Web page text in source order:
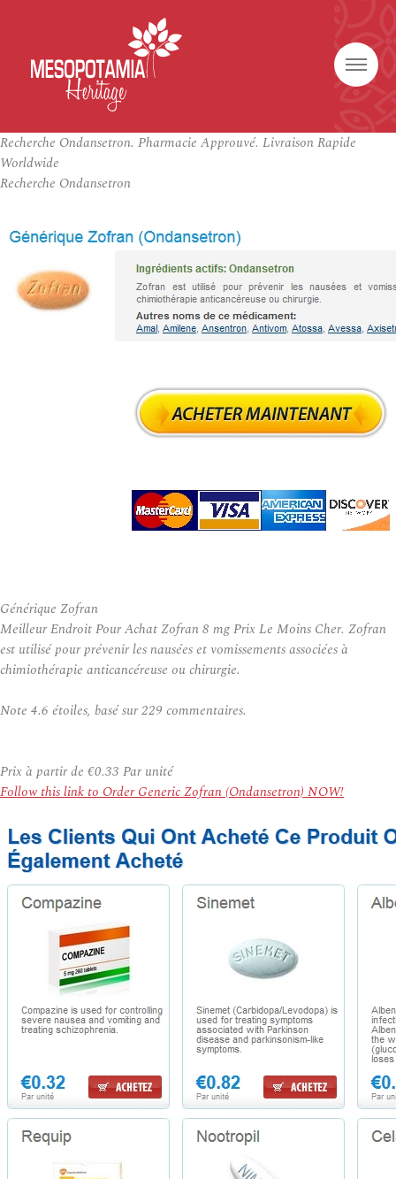
Recherche Ondansetron. Pharmacie Approuvé. Livraison Rapide
Worldwide
Recherche Ondansetron
Générique Zofran
Meilleur Endroit Pour Achat Zofran 8 mg Prix Le Moins Cher. Zofran
est utilisé pour prévenir les nausées et vomissements associées à
chimiothérapie anticancéreuse ou chirurgie.
Note 4.6 étoiles, basé sur229 commentaires.
Prix à partir de €0.33 Par unité
Follow this link to Order Generic Zofran (Ondansetron) NOW!